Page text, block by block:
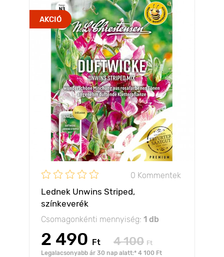
AKCIÓ
0 Kommentek
Lednek Unwins Striped,
színkeverék
Csomagonkénti mennyiség: 1 db
2 490 Ft 4 100 Ft
Legalacsonyabb ár 30 nap alatt:* 4 100 Ft